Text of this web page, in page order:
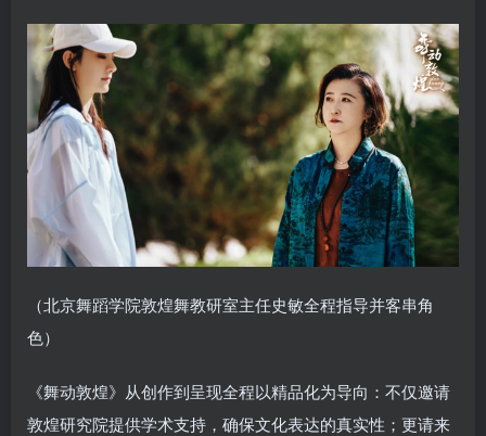
（北京舞蹈学院敦煌舞教研室主任史敏全程指导并客串角
色）
《舞动敦煌》从创作到呈现全程以精品化为导向：不仅邀请
敦煌研究院提供学术支持，确保文化表达的真实性；更请来